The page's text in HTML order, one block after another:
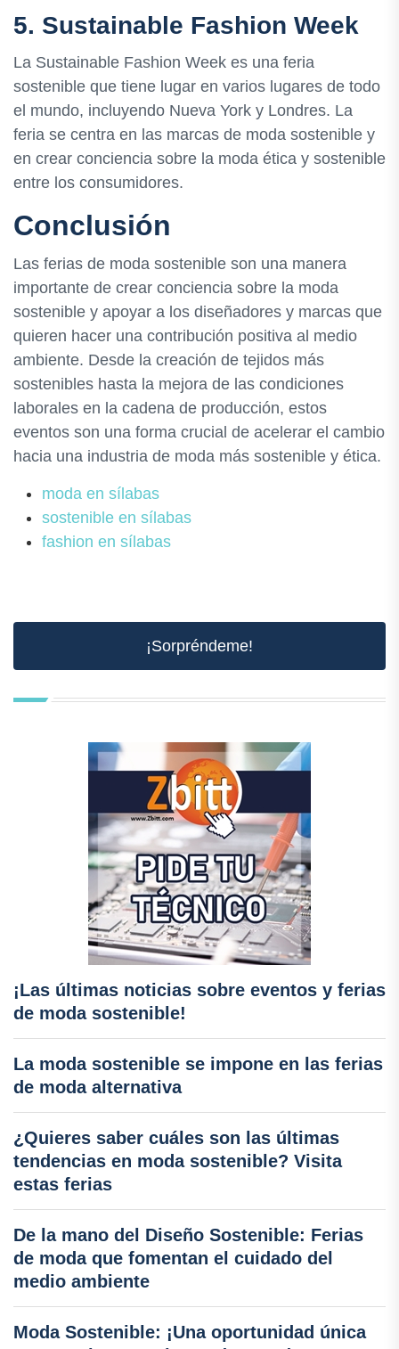
5. Sustainable Fashion Week
La Sustainable Fashion Week es una feria
sostenible que tiene lugar en varios lugares de todo
el mundo, incluyendo Nueva York y Londres. La
feria se centra en las marcas de moda sostenible y
en crear conciencia sobre la moda ética y sostenible
entre los consumidores.
Conclusión
Las ferias de moda sostenible son una manera
importante de crear conciencia sobre la moda
sostenible y apoyar a los diseñadores y marcas que
quieren hacer una contribución positiva al medio
ambiente. Desde la creación de tejidos más
sostenibles hasta la mejora de las condiciones
laborales en la cadena de producción, estos
eventos son una forma crucial de acelerar el cambio
hacia una industria de moda más sostenible y ética.
moda en sílabas
sostenible en sílabas
fashion en sílabas
¡Sorpréndeme!
¡Las últimas noticias sobre eventos y ferias
de moda sostenible!
La moda sostenible se impone en las ferias
de moda alternativa
¿Quieres saber cuáles son las últimas
tendencias en moda sostenible? Visita
estas ferias
De la mano del Diseño Sostenible: Ferias
de moda que fomentan el cuidado del
medio ambiente
Moda Sostenible: ¡Una oportunidad única